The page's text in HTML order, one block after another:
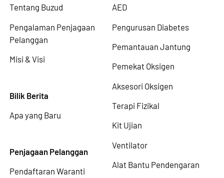
Tentang Buzud
Pengalaman Penjagaan
Pelanggan
Misi & Visi
Bilik Berita
Apa yang Baru
Penjagaan Pelanggan
Pendaftaran Waranti
AED
Pengurusan Diabetes
Pemantauan Jantung
Pemekat Oksigen
Aksesori Oksigen
Terapi Fizikal
Kit Ujian
Ventilator
Alat Bantu Pendengaran